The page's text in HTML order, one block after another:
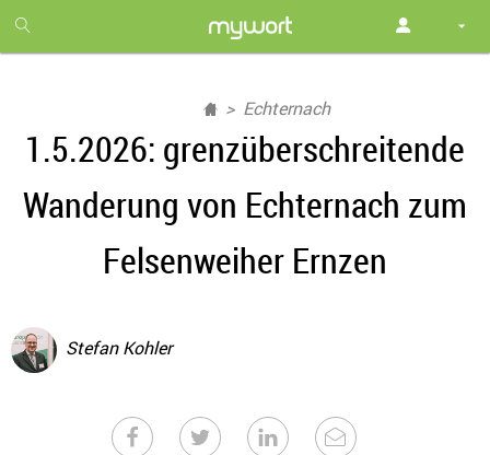
month
free
Echternach
1.5.2026: grenzüberschreitende
Wanderung von Echternach zum
Felsenweiher Ernzen
Stefan Kohler